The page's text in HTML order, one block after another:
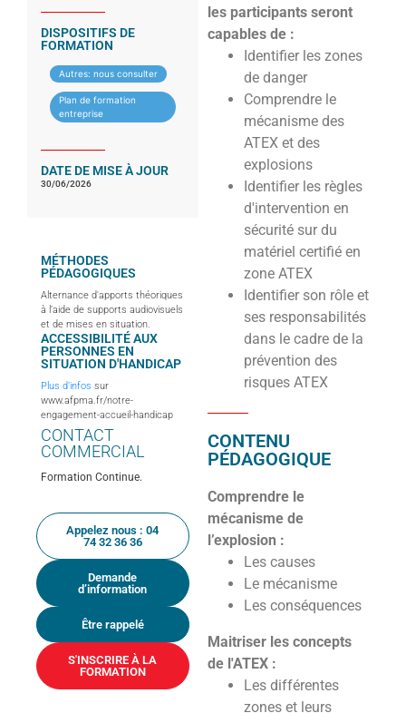
DISPOSITIFS DE
FORMATION
Autres: nous consulter
Plan de formation
entreprise
DATE DE MISE À JOUR
30/06/2026
MÉTHODES
PÉDAGOGIQUES
Alternance d'apports théoriques
à l’aide de supports audiovisuels
et de mises en situation.
ACCESSIBILITÉ AUX
PERSONNES EN
SITUATION D'HANDICAP
Plus d’infos sur
www.afpma.fr/notre-
engagement-accueil-handicap
CONTACT
COMMERCIAL
Formation Continue.
Appelez nous : 04
74 32 36 36
Demande
d’information
Être rappelé
S'INSCRIRE À LA
FORMATION
les participants seront
capables de :
Identifier les zones
de danger
Comprendre le
mécanisme des
ATEX et des
explosions
Identifier les règles
d'intervention en
sécurité sur du
matériel certifié en
zone ATEX
Identifier son rôle et
ses responsabilités
dans le cadre de la
prévention des
risques ATEX
CONTENU
PÉDAGOGIQUE
Comprendre le
mécanisme de
l’explosion :
Les causes
Le mécanisme
Les conséquences
Maitriser les concepts
de l'ATEX :
Les différentes
zones et leurs